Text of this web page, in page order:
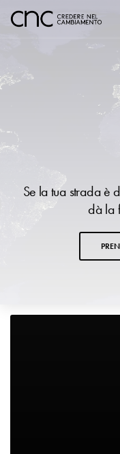
Se la tua strada è
dà la